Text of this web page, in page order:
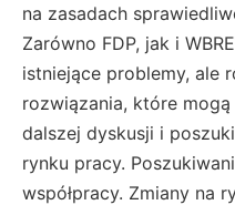
na zasadach
Zarówno FDP, jak i
istniejące problemy, ale
rozwiązania, które
dalszej dyskusji i
rynku pracy.
współpracy. Zmiany na